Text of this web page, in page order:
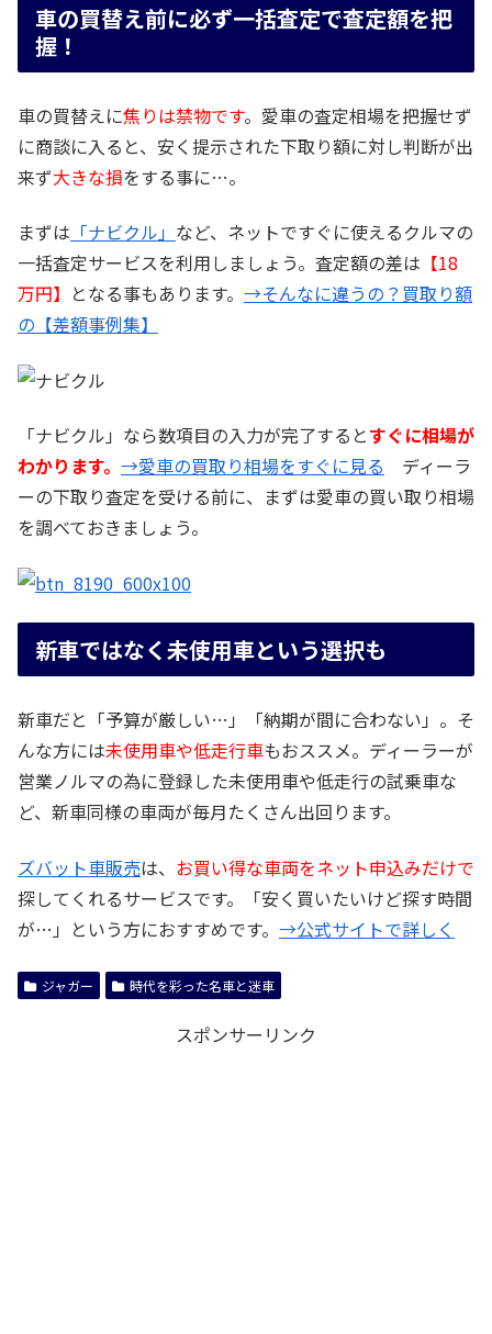
車の買替え前に必ず一括査定で査定額を把
握！
車の買替えに焦りは禁物です。愛車の査定相場を把握せず
に商談に入ると、安く提示された下取り額に対し判断が出
来ず大きな損をする事に…。
まずは 「ナビクル」 など、ネットですぐに使えるクルマの
一括査定サービスを利用しましょう。査定額の差は 【18
万円】 となる事もあります。 →そんなに違うの？買取り額
の【差額事例集】
「ナビクル」なら数項目の入力が完了するとすぐに相場が
わかります。 →愛車の買取り相場をすぐに見る ディーラ
ーの下取り査定を受ける前に、まずは愛車の買い取り相場
を調べておきましょう。
新車ではなく未使用車という選択も
新車だと「予算が厳しい…」「納期が間に合わない」。そ
んな方には未使用車や低走行車もおススメ。ディーラーが
営業ノルマの為に登録した未使用車や低走行の試乗車な
ど、新車同様の車両が毎月たくさん出回ります。
ズバット車販売は、 お買い得な車両をネット申込みだけで
探してくれるサービスです。「安く買いたいけど探す時間
が…」という方におすすめです。 →公式サイトで詳しく
ジャガー 時代を彩った名車と迷車
スポンサーリンク